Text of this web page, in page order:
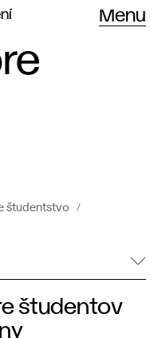
Menu
študentstvo
študentov